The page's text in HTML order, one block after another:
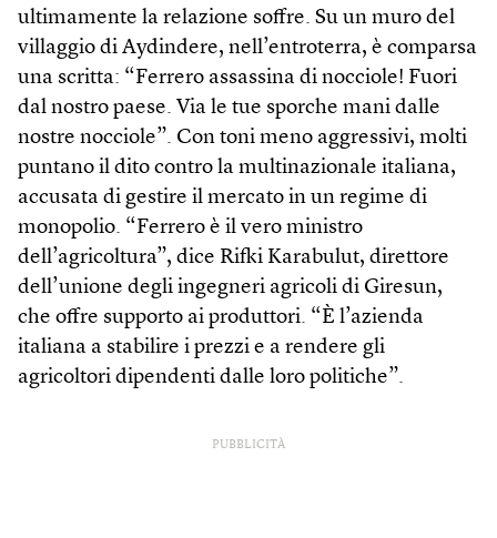
ultimamente la relazione soffre. Su un muro del
villaggio di Aydindere, nell’entroterra, è comparsa
una scritta: “Ferrero assassina di nocciole! Fuori
dal nostro paese. Via le tue sporche mani dalle
nostre nocciole”. Con toni meno aggressivi, molti
puntano il dito contro la multinazionale italiana,
accusata di gestire il mercato in un regime di
monopolio. “Ferrero è il vero ministro
dell’agricoltura”, dice Rifki Karabulut, direttore
dell’unione degli ingegneri agricoli di Giresun,
che offre supporto ai produttori. “È l’azienda
italiana a stabilire i prezzi e a rendere gli
agricoltori dipendenti dalle loro politiche”.
PUBBLICITÀ